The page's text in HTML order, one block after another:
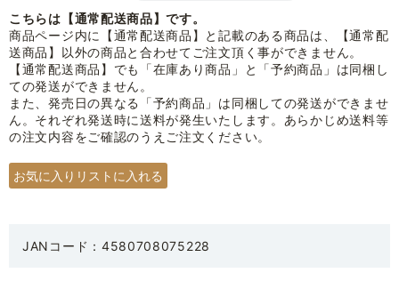
こちらは【通常配送商品】です。
商品ページ内に【通常配送商品】と記載のある商品は、【通常配
送商品】以外の商品と合わせてご注文頂く事ができません。
【通常配送商品】でも「在庫あり商品」と「予約商品」は同梱し
ての発送ができません。
また、発売日の異なる「予約商品」は同梱しての発送ができませ
ん。それぞれ発送時に送料が発生いたします。あらかじめ送料等
の注文内容をご確認のうえご注文ください。
JANコード：4580708075228